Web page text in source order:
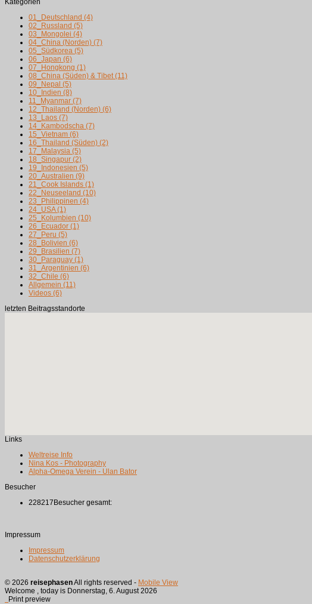
Kategorien
01_Deutschland (4)
02_Russland (5)
03_Mongolei (4)
04_China (Norden) (7)
05_Südkorea (5)
06_Japan (6)
07_Hongkong (1)
08_China (Süden) & Tibet(11)
09_Nepal (5)
10_Indien (8)
11_Myanmar (7)
12_Thailand (Norden) (6)
13_Laos (7)
14_Kambodscha (7)
15_Vietnam (6)
16_Thailand (Süden) (2)
17_Malaysia (5)
18_Singapur (2)
19_Indonesien (5)
20_Australien (9)
21_Cook Islands (1)
22_Neuseeland (10)
23_Philippinen (4)
24_USA(1)
25_Kolumbien (10)
26_Ecuador (1)
27_Peru (5)
28_Bolivien (6)
29_Brasilien (7)
30_Paraguay (1)
31_Argentinien (6)
32_Chile (6)
Allgemein (11)
Videos (6)
letzten Beitragsstandorte
Links
Weltreise Info
Nina Kos - Photography
Alpha-Omega Verein - Ulan Bator
Besucher
228217 Besucher gesamt:
Impressum
Impressum
Datenschutzerklärung
© 2026 reisephasenAll rights reserved - Mobile View
Welcome , today is Donnerstag, 6. August 2026
Print preview